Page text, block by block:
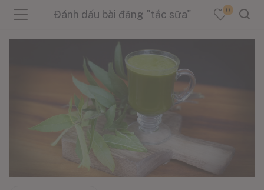
(Tin Tức )
Đánh dấu bài đăng "tắc sữa" 0